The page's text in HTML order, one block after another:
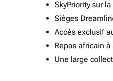
SkyPriority sur
Sièges
Accès exclusif
Repas africain
Une large